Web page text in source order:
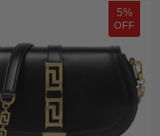
5%
OFF